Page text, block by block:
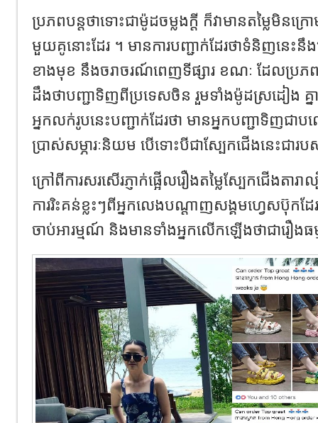
ប្រភពបន្តថាទោះជាម៉ូដចម្លងក្តី ក៏វាមានតម្លៃមិនក្រ
មួយគូនោះដែរ ។ មានការបញ្ជាក់ដែរថាទំនិញនេះនឹ
ខាងមុខ នឹងចរាចរណ៍ពេញទីផ្សារ ខណៈ ដែលប្រភព
ដឹងថាបញ្ជាទិញពីប្រទេសចិន រួមទាំងម៉ូដស្រដៀង គ្
អ្នកលក់រូបនេះបញ្ជាក់ដែរថា មានអ្នកបញ្ជាទិញជា
ប្រាស់សម្ភារៈនិយម បើទោះបីជាស្បែកជើងនេះជារប
ក្រៅពីការសរសើរភ្ញាក់ផ្អើលរឿងតម្លៃស្បែកជើងតារ
ការរិះគន់ខ្លះៗពីអ្នកលេងបណ្តាញសង្គមហ្វេសប៊ុកដ
ចាប់អារម្មណ៍ និងមានទាំងអ្នកលើកឡើងថាជារឿងធ